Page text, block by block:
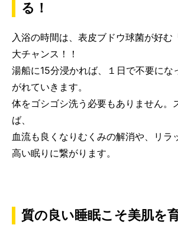
る！
入浴の時間は、表皮ブドウ球菌が好む
大チャンス！！
湯船に15分浸かれば、１日で不要にな
がれていきます。
体をゴシゴシ洗う必要もありません。
ば、
血流も良くなりむくみの解消や、リラ
高い眠りに繋がります。
質の良い睡眠こそ美肌を